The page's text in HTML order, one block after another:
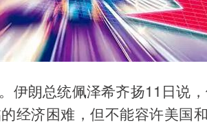
伊朗总统佩泽希齐扬11日说
经济困难，但不能容许美国